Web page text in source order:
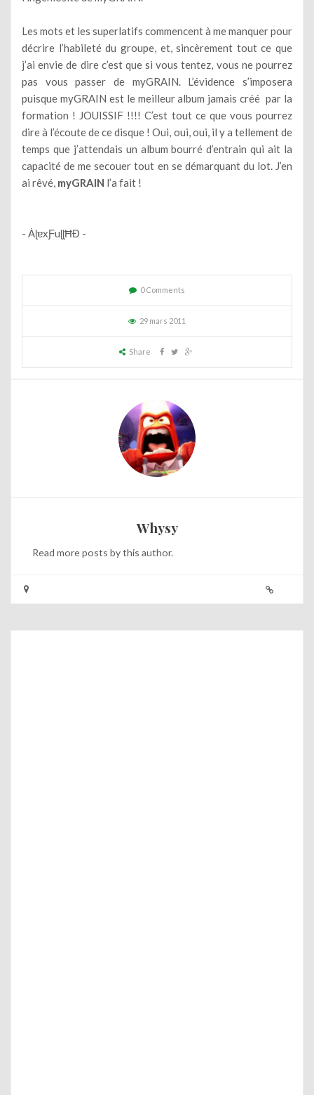
Les mots et les superlatifs commencent à me manquer pour
décrire l’habileté du groupe, et, sincèrement tout ce que
j’ai envie de dire c’est que si vous tentez, vous ne pourrez
pas vous passer de myGRAIN. L’évidence s’imposera
puisque myGRAIN est le meilleur album jamais créé par la
formation ! JOUISSIF !!!! C’est tout ce que vous pourrez
dire à l’écoute de ce disque ! Oui, oui, oui, il y a tellement de
temps que j’attendais un album bourré d’entrain qui ait la
capacité de me secouer tout en se démarquant du lot. J’en
ai rêvé, myGRAIN l’a fait !
- ȦɭɐxƑuɭɭĦĐ -
0 Comments
29 mars 2011
Share
Whysy
Read more posts by this author.